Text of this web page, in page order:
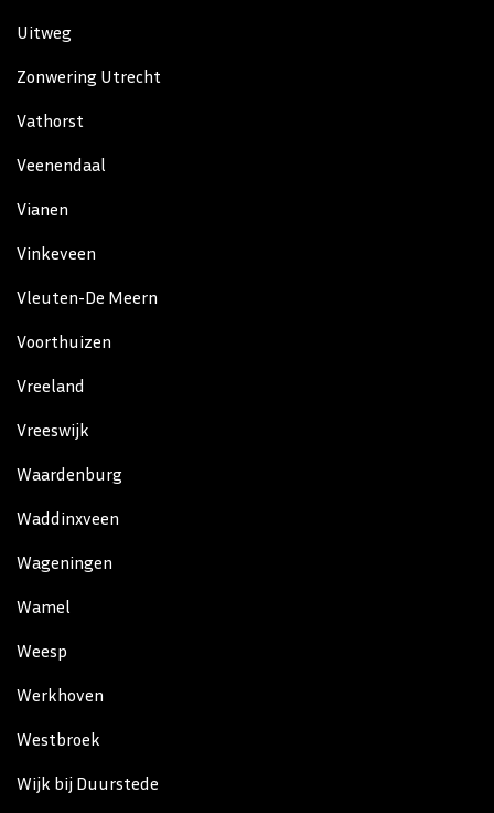
Uitweg
Zonwering Utrecht
Vathorst
Veenendaal
Vianen
Vinkeveen
Vleuten-De Meern
Voorthuizen
Vreeland
Vreeswijk
Waardenburg
Waddinxveen
Wageningen
Wamel
Weesp
Werkhoven
Westbroek
Wijk bij Duurstede